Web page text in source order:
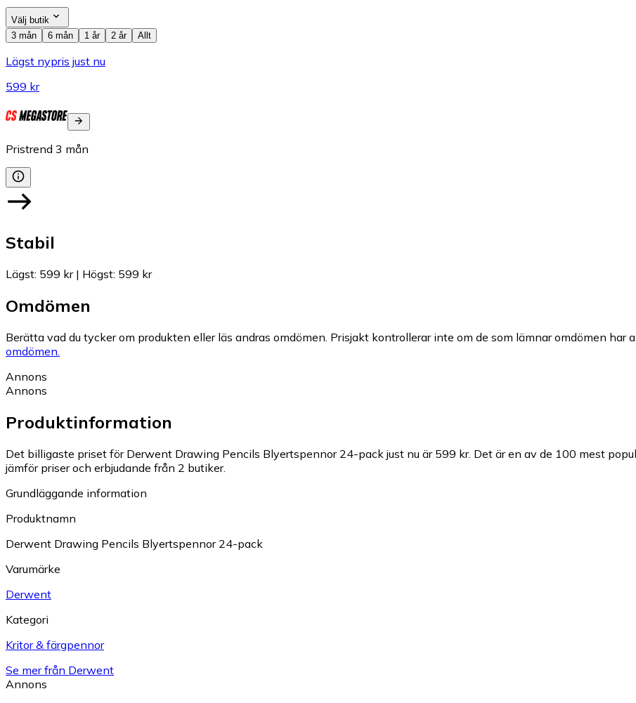
Välj butik
3 mån
6 mån 1 år 2 år Allt
Lägst nypris just nu
599 kr
Pristrend 3 mån
Stabil
Lägst: 599 kr| Högst: 599 kr
Omdömen
Berätta vad du tycker om produkten eller läs andras omdömen. Prisjakt kontrollerar inte om de som lämnar omdömen har
omdömen.
Annons
Annons
Produktinformation
Det billigaste priset för Derwent Drawing Pencils Blyertspennor 24-pack just nu är 599 kr. Det är en av de 100 mest
jämför priser och erbjudande från 2 butiker.
Grundläggande information
Produktnamn
Derwent Drawing Pencils Blyertspennor 24-pack
Varumärke
Derwent
Kategori
Kritor & färgpennor
Se mer från Derwent
Annons